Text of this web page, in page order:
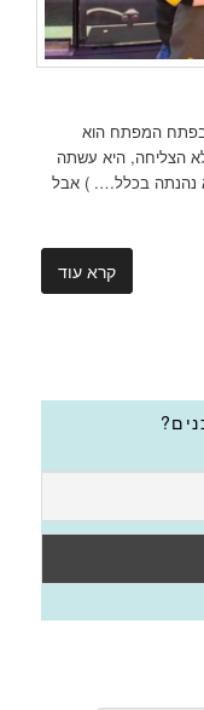
בפתח המפתח הוא
הצליחה, היא עשתה
נהנתה בכלל…. ) אבל
קרא עוד